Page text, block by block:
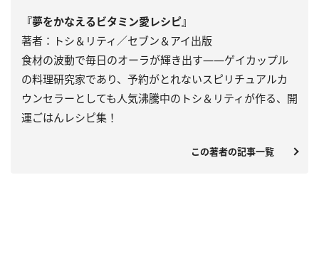
『夢をかなえるビタミン愛レシピ』
著者：トシ＆リティ／セブン＆アイ出版
食材の波動で毎日のオーラが輝き出す――ゲイカップル
の料理研究家であり、予約がとれないスピリチュアルカ
ウンセラーとしても人気沸騰中のトシ＆リティが作る、開
運ごはんレシピ集！
この著者の記事一覧